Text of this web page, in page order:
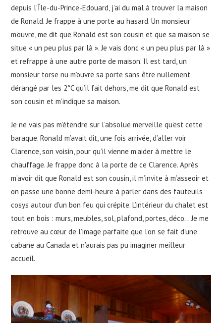
depuis l’Île-du-Prince-Edouard, j’ai du mal à trouver la maison
de Ronald. Je frappe à une porte au hasard. Un monsieur
m’ouvre, me dit que Ronald est son cousin et que sa maison se
situe « un peu plus par là ». Je vais donc « un peu plus par là »
et refrappe à une autre porte de maison. Il est tard, un
monsieur torse nu m’ouvre sa porte sans être nullement
dérangé par les 2°C qu’il fait dehors, me dit que Ronald est
son cousin et m’indique sa maison.
Je ne vais pas m’étendre sur l’absolue merveille qu’est cette
baraque. Ronald m’avait dit, une fois arrivée, d’aller voir
Clarence, son voisin, pour qu’il vienne m’aider à mettre le
chauffage. Je frappe donc à la porte de ce Clarence. Après
m’avoir dit que Ronald est son cousin, il m’invite à m’asseoir et
on passe une bonne demi-heure à parler dans des fauteuils
cosys autour d’un bon feu qui crépite. L’intérieur du chalet est
tout en bois : murs, meubles, sol, plafond, portes, déco… Je me
retrouve au cœur de l’image parfaite que l’on se fait d’une
cabane au Canada et n’aurais pas pu imaginer meilleur
accueil.